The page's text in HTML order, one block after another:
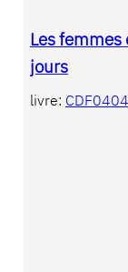
Les femmes
jours
livre: CDF0404